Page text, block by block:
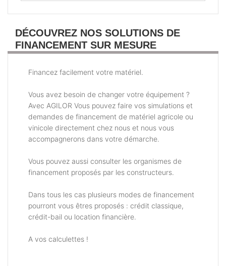
DÉCOUVREZ NOS SOLUTIONS DE
FINANCEMENT SUR MESURE
Financez facilement votre matériel.
Vous avez besoin de changer votre équipement ?
Avec AGILOR Vous pouvez faire vos simulations et
demandes de financement de matériel agricole ou
vinicole directement chez nous et nous vous
accompagnerons dans votre démarche.
Vous pouvez aussi consulter les organismes de
financement proposés par les constructeurs.
Dans tous les cas plusieurs modes de financement
pourront vous êtres proposés : crédit classique,
crédit-bail ou location financière.
A vos calculettes !